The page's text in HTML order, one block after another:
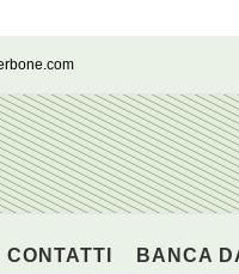
CONTATTI BANCA